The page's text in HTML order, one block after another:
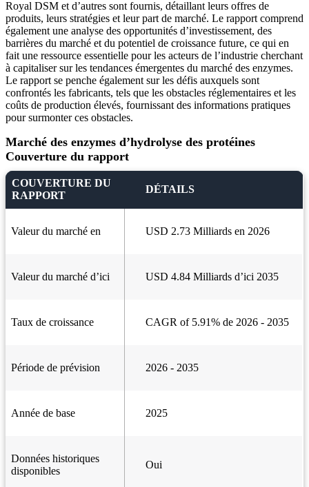
Royal DSM et d’autres sont fournis, détaillant leurs offres de
produits, leurs stratégies et leur part de marché. Le rapport comprend
également une analyse des opportunités d’investissement, des
barrières du marché et du potentiel de croissance future, ce qui en
fait une ressource essentielle pour les acteurs de l’industrie cherchant
à capitaliser sur les tendances émergentes du marché des enzymes.
Le rapport se penche également sur les défis auxquels sont
confrontés les fabricants, tels que les obstacles réglementaires et les
coûts de production élevés, fournissant des informations pratiques
pour surmonter ces obstacles.
Marché des enzymes d’hydrolyse des protéines
Couverture du rapport
COUVERTURE DU
RAPPORT
DÉTAILS
Valeur du marché en USD 2.73 Milliards en 2026
Valeur du marché d’ici USD 4.84 Milliards d’ici 2035
Taux de croissance CAGR of 5.91% de 2026 - 2035
Période de prévision 2026 - 2035
Année de base 2025
Données historiques
disponibles
Oui